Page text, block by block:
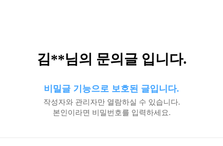
김**님의 문의글 입니다.
비밀글 기능으로 보호된 글입니다.
작성자와 관리자만 열람하실 수 있습니다.
본인이라면 비밀번호를 입력하세요.